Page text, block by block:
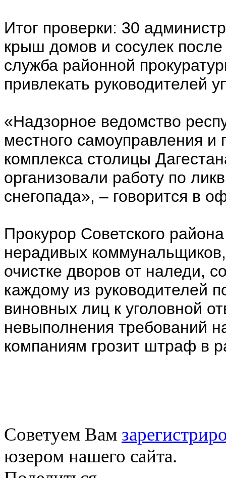
Итог проверки: 30
крыш домов и сосулек
служба районной
привлекать руководителей
«Надзорное ведомство
местного самоуправления
комплекса столицы
организовали работу по
снегопада», – говорится в
Прокурор Советского
нерадивых
очистке дворов от наледи,
каждому из руководителей
виновных лиц к уголовной
невыполнения требований
компаниям грозит штраф в
Советуем Вам
юзером нашего сайта.